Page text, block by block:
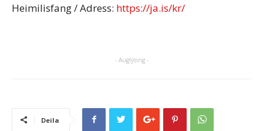
Heimilisfang / Adress: https://ja.is/kr/
- Auglýsing -
Deila